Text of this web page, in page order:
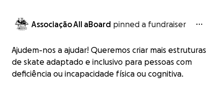
Associação All aBoard pinned a fundraiser
Ajudem-nos a ajudar! Queremos criar mais estruturas
de skate adaptado e inclusivo para pessoas com
deficiência ou incapacidade física ou cognitiva.